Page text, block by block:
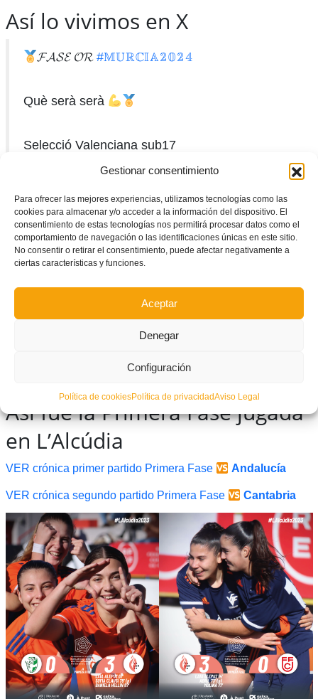
Gestionar consentimiento
Para ofrecer las mejores experiencias, utilizamos tecnologías como las
cookies para almacenar y/o acceder a la información del dispositivo. El
consentimiento de estas tecnologías nos permitirá procesar datos como el
comportamiento de navegación o las identificaciones únicas en este sitio.
No consentir o retirar el consentimiento, puede afectar negativamente a
ciertas características y funciones.
Aceptar
Denegar
Configuración
Política de cookiesPolítica de privacidadAviso Legal
Así lo vivimos en X
𝓕𝓐𝓢𝓔 𝓞𝓡#𝕄𝕌ℝℂ𝕀𝔸𝟚𝟘𝟚𝟜
Què serà serà
Selecció Valenciana sub17
@futbolaragon
J1 – CNSA#Valenta
sub17
‘Rafael García’ – Cartagena
12.30h
https://t.co/pUOYS2kVe2#somValenciana
pic.twitter.com/UpwFgZXp78
— FFCV (@FFCV_info)March 1, 2024
Así fue la Primera Fase jugada
en L’Alcúdia
VER crónica primer partido Primera Fase Andalucía
VER crónica segundo partido Primera Fase Cantabria